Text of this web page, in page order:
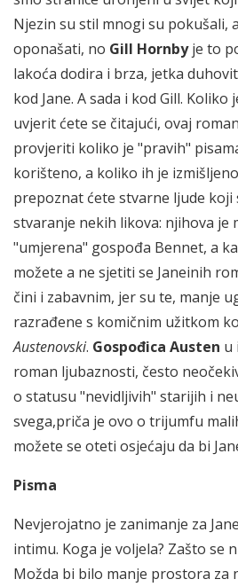
Njezin su stil mnogi su pokušali,
oponašati, no Gill Hornbyje to
lakoća dodira i brza, jetka
kod Jane. A sada i kod Gill.
uvjerit ćete se čitajući, ovaj
provjeriti koliko je "pravih"
korišteno, a koliko ih je
prepoznat ćete stvarne ljude koji
stvaranje nekih likova: njihova je
"umjerena" gospođa Bennet, a
možete a ne sjetiti se Janeinih
čini i zabavnim, jer su te, manje
razrađene s komičnim užitkom
Austenovski. Gospođica Austen u
roman ljubaznosti, često
o statusu "nevidljivih" starijih i
svega,priča je ovo o trijumfu
možete se oteti osjećaju da bi
Pisma
Nevjerojatno je zanimanje za
intimu. Koga je voljela? Zašto se
Možda bi bilo manje prostora za